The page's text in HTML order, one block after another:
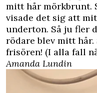
mitt hår mörkbrunt.
visade det sig att
underton. Så ju fler
rödare blev mitt hår.
frisören! (I alla fall
Amanda Lundin